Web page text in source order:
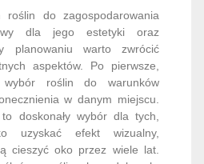
roślin do zagospodarowania
dla jego estetyki oraz
planowaniu warto zwrócić
aspektów. Po pierwsze,
wybór roślin do warunków
w danym miejscu.
doskonały wybór dla tych,
uzyskać efekt wizualny,
cieszyć oko przez wiele lat.